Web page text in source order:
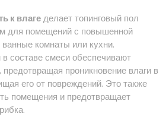
к влагеделает топинговый пол
для помещений с повышенной
комнаты или кухни.
составе смеси обеспечивают
проникновение влаги в
его от повреждений. Это также
помещения и предотвращает